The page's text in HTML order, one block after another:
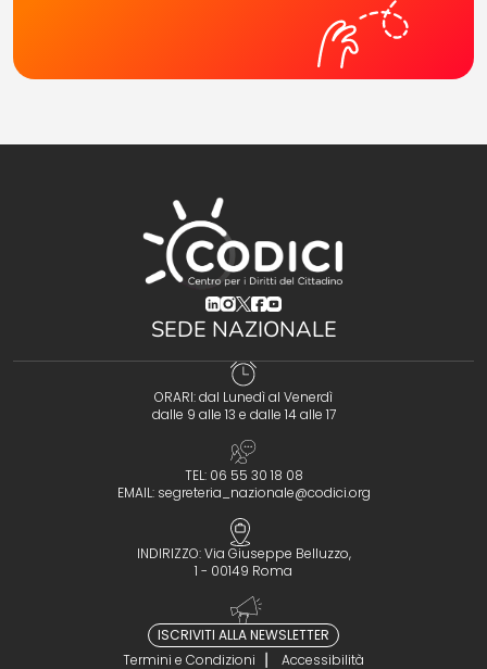
(opens in a new tab)
(opens in a new tab)
(opens in a new tab)
(opens in a new tab)
(opens in a new tab)
SEDE NAZIONALE
ORARI: dal Lunedì al Venerdì
dalle 9 alle 13 e dalle 14 alle 17
TEL: 06 55 30 18 08
EMAIL: segreteria_nazionale@codici.org
INDIRIZZO: Via Giuseppe Belluzzo,
1 - 00149 Roma
ISCRIVITI ALLA NEWSLETTER
Termini e Condizioni
Accessibilità